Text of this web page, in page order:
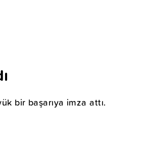
bir başarıya imza attı.